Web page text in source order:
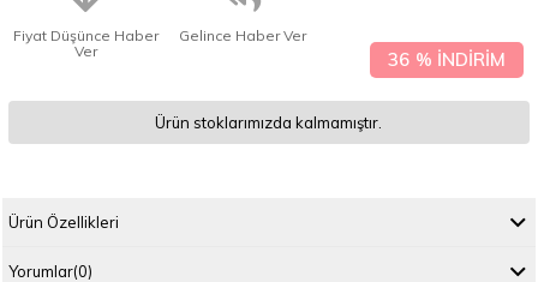
%
36 İNDIRIM
Fiyat Düşünce Haber
Ver
Gelince Haber Ver
Ürün stoklarımızda kalmamıştır.
Ürün Özellikleri
Yorumlar(0)